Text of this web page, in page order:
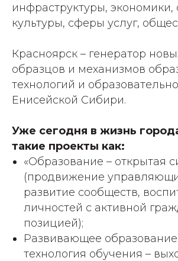
инфраструктуры, экономики,
культуры, сферы услуг,
Красноярск – генератор
образцов и механизмов
технологий и
Енисейской Сибири.
Уже сегодня в жизнь
такие проекты как:
«Образование – открытая
(продвижение
развитие сообществ,
личностей с активной
позицией);
Развивающее образование
технология обучения –